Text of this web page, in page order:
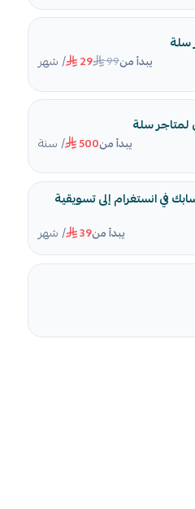
سلة
يبدأ من99
29 / شهر
لمتاجر سلة
يبدأ من500 / سنة
في انستغرام إلى تسويقية
يبدأ من39 / شهر